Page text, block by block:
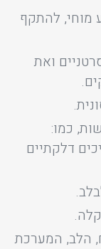
מוחי, להתקף
ואת
כמו:
דלקתיים
הלב, המערכת